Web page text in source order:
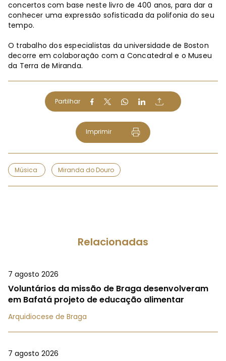
concertos com base neste livro de 400 anos, para dar a
conhecer uma expressão sofisticada da polifonia do seu
tempo.
O trabalho dos especialistas da universidade de Boston
decorre em colaboração com a Concatedral e o Museu
da Terra de Miranda.
Partilhar
Imprimir
Música Miranda do Douro
Relacionadas
7 agosto 2026
Voluntários da missão de Braga desenvolveram
em Bafatá projeto de educação alimentar
Arquidiocese de Braga
7 agosto 2026